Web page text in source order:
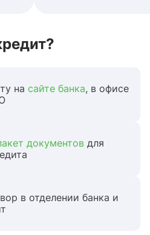
на сайте банка, в офисе
документов для
в отделении банка и